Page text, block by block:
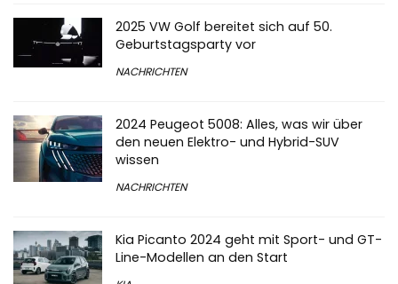
2025 VW Golf bereitet sich auf 50.
Geburtstagsparty vor
NACHRICHTEN
2024 Peugeot 5008: Alles, was wir über
den neuen Elektro- und Hybrid-SUV
wissen
NACHRICHTEN
Kia Picanto 2024 geht mit Sport- und GT-
Line-Modellen an den Start